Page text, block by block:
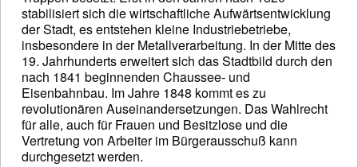
stabilisiert sich die wirtschaftliche Aufwärtsentwicklung
der Stadt, es entstehen kleine Industriebetriebe,
insbesondere in der Metallverarbeitung. In der Mitte des
19. Jahrhunderts erweitert sich das Stadtbild durch den
nach 1841 beginnenden Chaussee- und
Eisenbahnbau. Im Jahre 1848 kommt es zu
revolutionären Auseinandersetzungen. Das Wahlrecht
für alle, auch für Frauen und Besitzlose und die
Vertretung von Arbeiter im Bürgerausschuß kann
durchgesetzt werden.